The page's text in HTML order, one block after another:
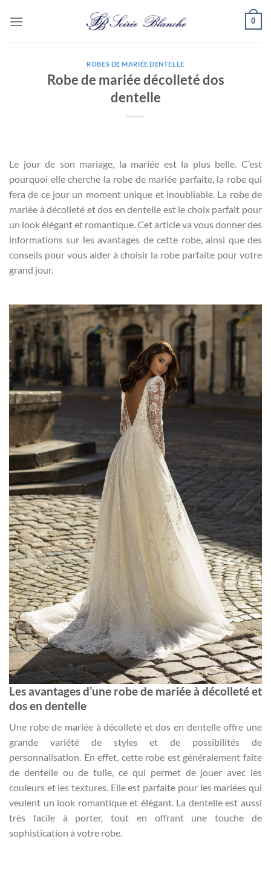
0
ROBES DE MARIÉE DENTELLE
Robe de mariée décolleté dos
dentelle
Le jour de son mariage, la mariée est la plus belle. C’est
pourquoi elle cherche la robe de mariée parfaite, la robe qui
fera de ce jour un moment unique et inoubliable. La robe de
mariée à décolleté et dos en dentelle est le choix parfait pour
un look élégant et romantique. Cet article va vous donner des
informations sur les avantages de cette robe, ainsi que des
conseils pour vous aider à choisir la robe parfaite pour votre
grand jour.
Les avantages d’une robe de mariée à décolleté et
dos en dentelle
Une robe de mariée à décolleté et dos en dentelle offre une
grande variété de styles et de possibilités de
personnalisation. En effet, cette robe est généralement faite
de dentelle ou de tulle, ce qui permet de jouer avec les
couleurs et les textures. Elle est parfaite pour les mariées qui
veulent un look romantique et élégant. La dentelle est aussi
très facile à porter, tout en offrant une touche de
sophistication à votre robe.